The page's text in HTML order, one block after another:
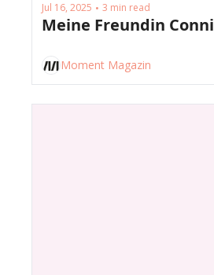
Jul 16, 2025 • 3 min read
Meine Freundin Conni
Moment Magazin